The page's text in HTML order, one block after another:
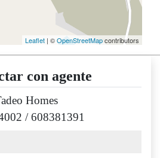
Leaflet | ©OpenStreetMapcontributors
con agente
Homes
/608381391